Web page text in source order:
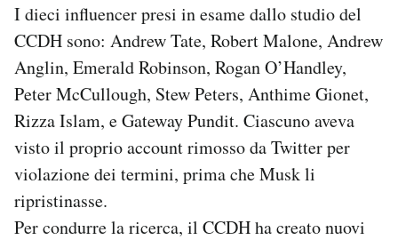
I dieci influencer presi in esame dallo studio del
CCDH sono: Andrew Tate, Robert Malone, Andrew
Anglin, Emerald Robinson, Rogan O’Handley,
Peter McCullough, Stew Peters, Anthime Gionet,
Rizza Islam, e Gateway Pundit. Ciascuno aveva
visto il proprio account rimosso da Twitter per
violazione dei termini, prima che Musk li
ripristinasse.
Per condurre la ricerca, il CCDH ha creato nuovi